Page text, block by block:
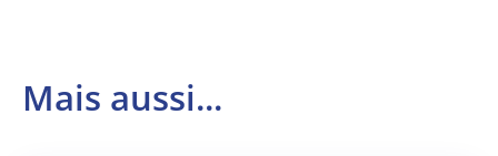
Mais aussi...